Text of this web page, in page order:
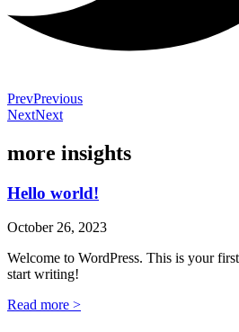
PrevPrevious
NextNext
more insights
Hello world!
October 26, 2023
Welcome to WordPress. This is your
start writing!
Read more >